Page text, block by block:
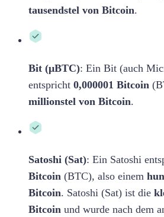
tausendstel von Bitcoin.
Bit (μBTC): Ein Bit (auch
entspricht 0,000001 Bitcoin
millionstel von Bitcoin.
Satoshi (Sat): Ein Satoshi
Bitcoin (BTC), also einem
Bitcoin. Satoshi (Sat) ist die
Bitcoin und wurde nach dem